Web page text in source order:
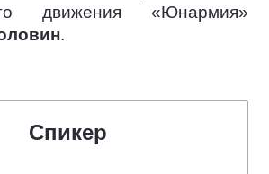
движения «Юнармия»
.
Спикер